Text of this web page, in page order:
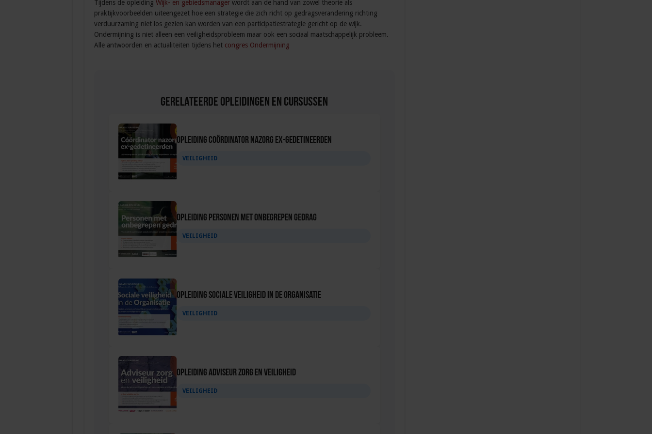
Tijdens de opleiding Wijk- en gebiedsmanagerwordt aan de hand van zowel theorie als
praktijkvoorbeelden uiteengezet hoe een strategie die zich richt op gedragsverandering richting
verduurzaming niet los gezien kan worden van een participatiestrategie gericht op de wijk.
Ondermijning is niet alleen een veiligheidsprobleem maar ook een sociaal maatschappelijk probleem.
Alle antwoorden en actualiteiten tijdens het congres Ondermijning
Gerelateerde Opleidingen en Cursussen
Opleiding Coördinator nazorg ex-gedetineerden
VEILIGHEID
Opleiding Personen met onbegrepen gedrag
VEILIGHEID
Opleiding Sociale Veiligheid in de Organisatie
VEILIGHEID
Opleiding Adviseur zorg en veiligheid
VEILIGHEID